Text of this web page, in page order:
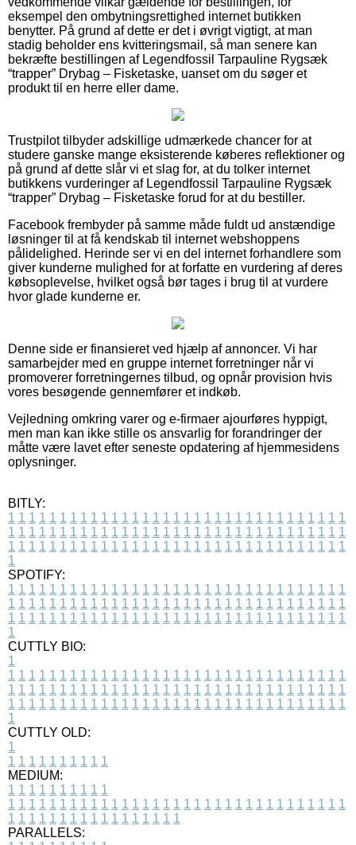
eksempel den ombytningsrettighed internet butikken
benytter. På grund af dette er det i øvrigt vigtigt, at man
stadig beholder ens kvitteringsmail, så man senere kan
bekræfte bestillingen af Legendfossil Tarpauline Rygsæk
“trapper” Drybag – Fisketaske, uanset om du søger et
produkt til en herre eller dame.
Trustpilot tilbyder adskillige udmærkede chancer for at
studere ganske mange eksisterende køberes reflektioner og
på grund af dette slår vi et slag for, at du tolker internet
butikkens vurderinger af Legendfossil Tarpauline Rygsæk
“trapper” Drybag – Fisketaske forud for at du bestiller.
Facebook frembyder på samme måde fuldt ud anstændige
løsninger til at få kendskab til internet webshoppens
pålidelighed. Herinde ser vi en del internet forhandlere som
giver kunderne mulighed for at forfatte en vurdering af deres
købsoplevelse, hvilket også bør tages i brug til at vurdere
hvor glade kunderne er.
Denne side er finansieret ved hjælp af annoncer. Vi har
samarbejder med en gruppe internet forretninger når vi
promoverer forretningernes tilbud, og opnår provision hvis
vores besøgende gennemfører et indkøb.
Vejledning omkring varer og e-firmaer ajourføres hyppigt,
men man kan ikke stille os ansvarlig for forandringer der
måtte være lavet efter seneste opdatering af hjemmesidens
oplysninger.
BITLY:
1 1 1 1 1 1 1 1 1 1 1 1 1 1 1 1 1 1 1 1 1 1 1 1 1 1 1 1 1 1 1 1 1
1 1 1 1 1 1 1 1 1 1 1 1 1 1 1 1 1 1 1 1 1 1 1 1 1 1 1 1 1 1 1 1 1
1 1 1 1 1 1 1 1 1 1 1 1 1 1 1 1 1 1 1 1 1 1 1 1 1 1 1 1 1 1 1 1 1
1
SPOTIFY:
1 1 1 1 1 1 1 1 1 1 1 1 1 1 1 1 1 1 1 1 1 1 1 1 1 1 1 1 1 1 1 1 1
1 1 1 1 1 1 1 1 1 1 1 1 1 1 1 1 1 1 1 1 1 1 1 1 1 1 1 1 1 1 1 1 1
1 1 1 1 1 1 1 1 1 1 1 1 1 1 1 1 1 1 1 1 1 1 1 1 1 1 1 1 1 1 1 1 1
1
CUTTLY BIO:
1
1 1 1 1 1 1 1 1 1 1 1 1 1 1 1 1 1 1 1 1 1 1 1 1 1 1 1 1 1 1 1 1 1
1 1 1 1 1 1 1 1 1 1 1 1 1 1 1 1 1 1 1 1 1 1 1 1 1 1 1 1 1 1 1 1 1
1 1 1 1 1 1 1 1 1 1 1 1 1 1 1 1 1 1 1 1 1 1 1 1 1 1 1 1 1 1 1 1 1
1
CUTTLY OLD:
1
1 1 1 1 1 1 1 1 1 1
MEDIUM:
1 1 1 1 1 1 1 1 1 1
1 1 1 1 1 1 1 1 1 1 1 1 1 1 1 1 1 1 1 1 1 1 1 1 1 1 1 1 1 1 1 1 1
1 1 1 1 1 1 1 1 1 1 1 1 1 1 1 1 1
PARALLELS: